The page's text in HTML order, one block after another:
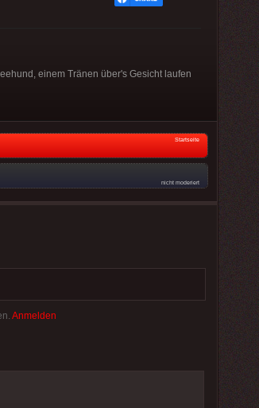
einem Tränen über's Gesicht laufen
Startseite
nicht moderiert
Anmelden